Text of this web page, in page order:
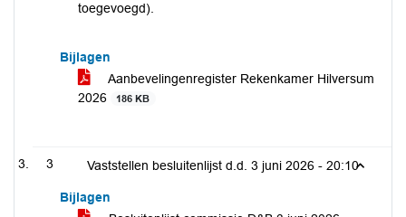
toegevoegd).
Bijlagen
Aanbevelingenregister Rekenkamer Hilversum
2026
186 KB
3 Vaststellen besluitenlijst d.d. 3 juni 2026 - 20:10
Bijlagen